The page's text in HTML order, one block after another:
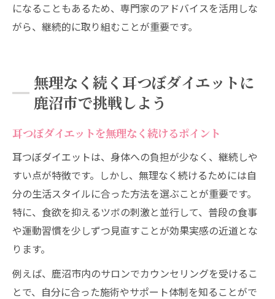
になることもあるため、専門家のアドバイスを活用しな
がら、継続的に取り組むことが重要です。
無理なく続く耳つぼダイエットに
鹿沼市で挑戦しよう
耳つぼダイエットを無理なく続けるポイント
耳つぼダイエットは、身体への負担が少なく、継続しや
すい点が特徴です。しかし、無理なく続けるためには自
分の生活スタイルに合った方法を選ぶことが重要です。
特に、食欲を抑えるツボの刺激と並行して、普段の食事
や運動習慣を少しずつ見直すことが効果実感の近道とな
ります。
例えば、鹿沼市内のサロンでカウンセリングを受けるこ
とで、自分に合った施術やサポート体制を知ることがで